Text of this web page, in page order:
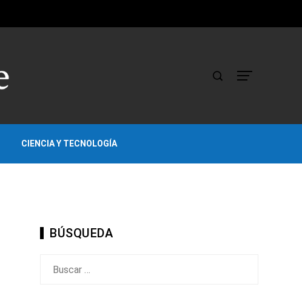
CIENCIA Y TECNOLOGÍA
BÚSQUEDA